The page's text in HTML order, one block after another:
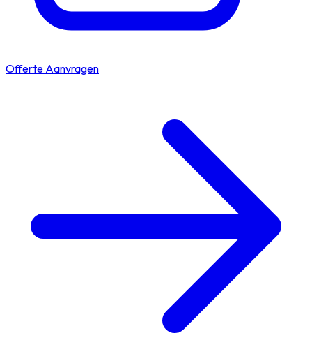
Offerte Aanvragen